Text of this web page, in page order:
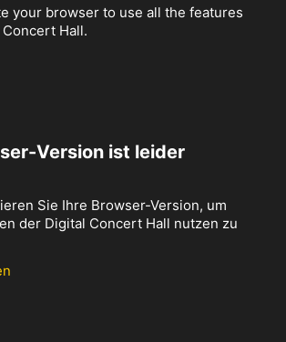
your browser to use all the features
Hall.
Version ist leider
Sie Ihre Browser-Version, um
der Digital Concert Hall nutzen zu